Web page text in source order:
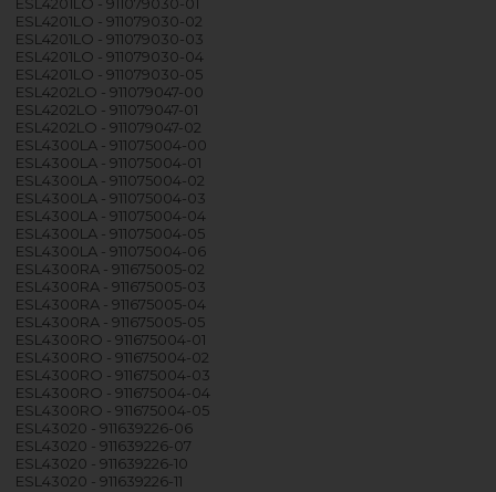
ESL4201LO - 911079030-02
ESL4201LO - 911079030-03
ESL4201LO - 911079030-04
ESL4201LO - 911079030-05
ESL4202LO - 911079047-00
ESL4202LO - 911079047-01
ESL4202LO - 911079047-02
ESL4300LA - 911075004-00
ESL4300LA - 911075004-01
ESL4300LA - 911075004-02
ESL4300LA - 911075004-03
ESL4300LA - 911075004-04
ESL4300LA - 911075004-05
ESL4300LA - 911075004-06
ESL4300RA - 911675005-02
ESL4300RA - 911675005-03
ESL4300RA - 911675005-04
ESL4300RA - 911675005-05
ESL4300RO - 911675004-01
ESL4300RO - 911675004-02
ESL4300RO - 911675004-03
ESL4300RO - 911675004-04
ESL4300RO - 911675004-05
ESL43020 - 911639226-06
ESL43020 - 911639226-07
ESL43020 - 911639226-10
ESL43020 - 911639226-11